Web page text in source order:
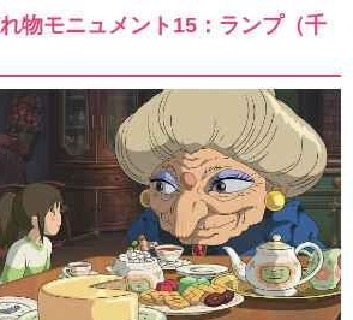
物モニュメント15：ランプ（千